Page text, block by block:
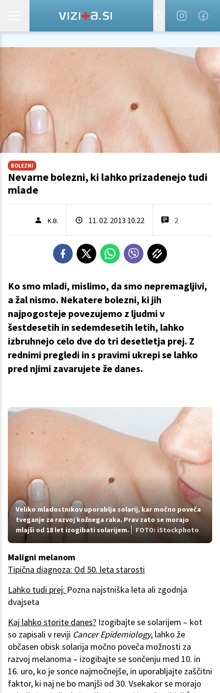
BOLEZNI
Nevarne bolezni, ki lahko prizadenejo tudi
mlade
K.B. 11. 02. 2013 10.22 2
Ko smo mladi, mislimo, da smo nepremagljivi,
a žal nismo. Nekatere bolezni, ki jih
najpogosteje povezujemo z ljudmi v
šestdesetih in sedemdesetih letih, lahko
izbruhnejo celo dve do tri desetletja prej. Z
rednimi pregledi in s pravimi ukrepi se lahko
pred njimi zavarujete že danes.
Veliko mladostnikov uporablja solarij, kar močno poveča
tveganje za razvoj kožnega raka. Prav zato se morajo
mlajši od 18 let izogibati solarijem.
FOTO: iStockphoto
Maligni melanom
Tipična diagnoza: Od 50. leta starosti
Lahko tudi prej: Pozna najstniška leta ali zgodnja
dvajseta
Kaj lahko storite danes? Izogibajte se solarijem – kot
so zapisali v reviji Cancer Epidemiology, lahko že
občasen obisk solarija močno poveča možnosti za
razvoj melanoma – izogibajte se sončenju med 10. in
16. uro, ko je sonce najmočnejše, in uporabljajte zaščitni
faktor, ki naj ne bo manjši od 30. Vsekakor se morajo